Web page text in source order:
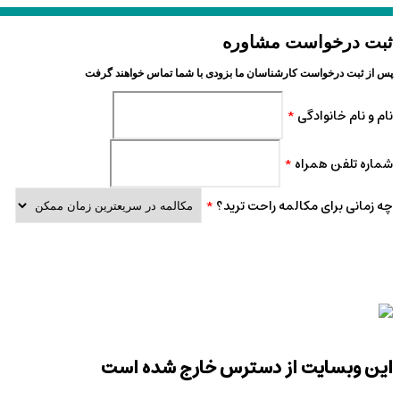
ثبت درخواست مشاوره
پس از ثبت درخواست کارشناسان ما بزودی با شما تماس خواهند گرفت
نام و نام خانوادگی *
شماره تلفن همراه *
چه زمانی برای مکالمه راحت ترید؟ *
این وبسایت از دسترس خارج شده است